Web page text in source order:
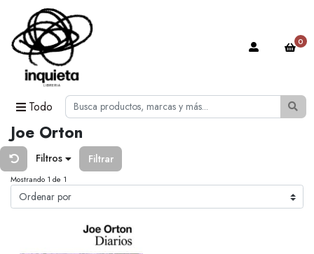
Todo
0
Joe Orton
Filtros Filtrar
Mostrando 1 de 1